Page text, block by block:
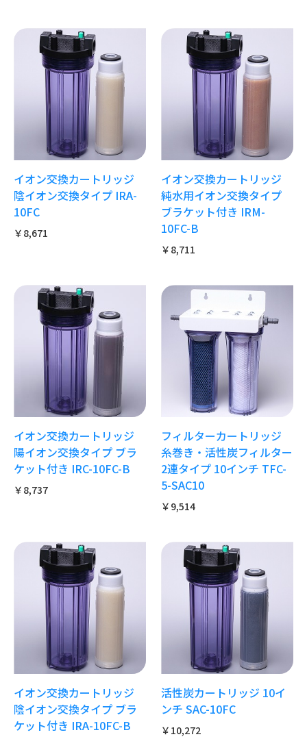
イオン交換カートリッジ
陰イオン交換タイプ IRA-
10FC
￥8,671
イオン交換カートリッジ
純水用イオン交換タイプ
ブラケット付き IRM-
10FC-B
￥8,711
イオン交換カートリッジ
陽イオン交換タイプ ブラ
ケット付き IRC-10FC-B
￥8,737
フィルターカートリッジ
糸巻き・活性炭フィルター
2連タイプ 10インチ TFC-
5-SAC10
￥9,514
イオン交換カートリッジ
陰イオン交換タイプ ブラ
ケット付き IRA-10FC-B
活性炭カートリッジ 10イ
ンチ SAC-10FC
￥10,272